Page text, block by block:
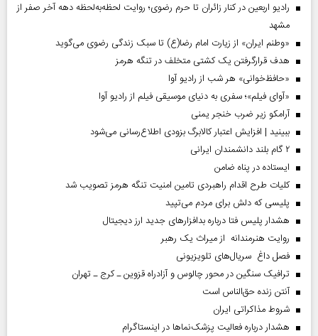
رادیو اربعین در کنار زائران تا حرم رضوی؛ روایت لحظه‌به‌لحظه دهه آخر صفر از
مشهد
«وطنم ایران» از زیارت امام رضا(ع) تا سبک زندگی رضوی می‌گوید
هدف قرارگرفتن یک کشتی متخلف در تنگه هرمز
«حافظ‌خوانی» هر شب از رادیو آوا
«آوای فیلم»؛ سفری به دنیای موسیقی فیلم از رادیو آوا
آرامکو زیر ضرب خنجر یمنی
ببینید | افزایش اعتبار کالابرگ بزودی اطلاع‌رسانی می‌شود
۲ گام بلند دانشمندان ایرانی
ایستاده در پناه ضامن
کلیات طرح اقدام راهبردی تامین امنیت تنگه هرمز تصویب شد
پلیسی که دلش برای مردم می‌تپید
هشدار پلیس فتا درباره بدافزار‌های جدید ارز دیجیتال
روایت هنرمندانه از میراث یک رهبر
فصل داغ سریال‌های تلویزیونی
ترافیک سنگین در محور چالوس و آزادراه قزوین ـ کرج ـ تهران
آنتن زنده حق‌الناس است
شروط مذاکراتی ایران
هشدار درباره فعالیت پزشک‌نما‌ها در اینستاگرام